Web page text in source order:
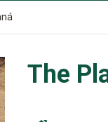
The